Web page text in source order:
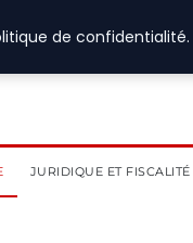
JURIDIQUE ET FISCALITÉ
de confidentialité.